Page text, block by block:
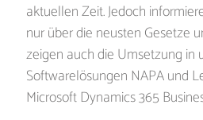
aktuellen Zeit. Jedoch
nur über die neusten Gesetze
zeigen auch die Umsetzung in
Softwarelösungen NAPA und
Microsoft Dynamics 365